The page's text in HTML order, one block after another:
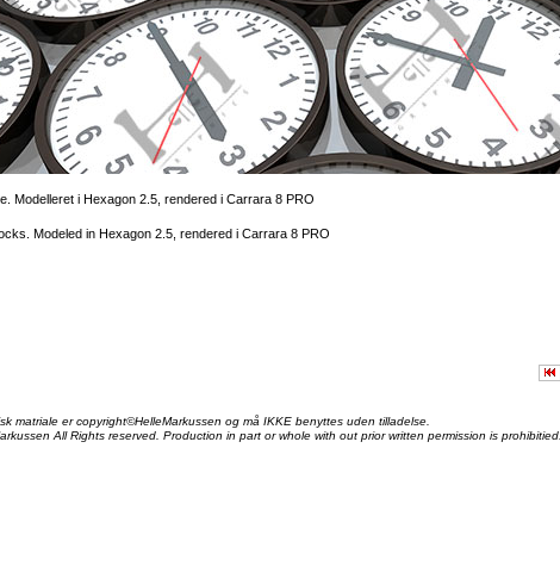
Modelleret i Hexagon 2.5, rendered i Carrara 8 PRO
Modeled in Hexagon 2.5, rendered i Carrara 8 PRO
matriale er copyright©HelleMarkussen og må IKKE benyttes uden tilladelse.
All Rights reserved. Production in part or whole with out prior written permission is prohibitied.